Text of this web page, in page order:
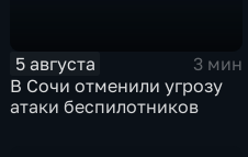
5 августа
3 мин
В Сочи отменили угрозу
атаки беспилотников